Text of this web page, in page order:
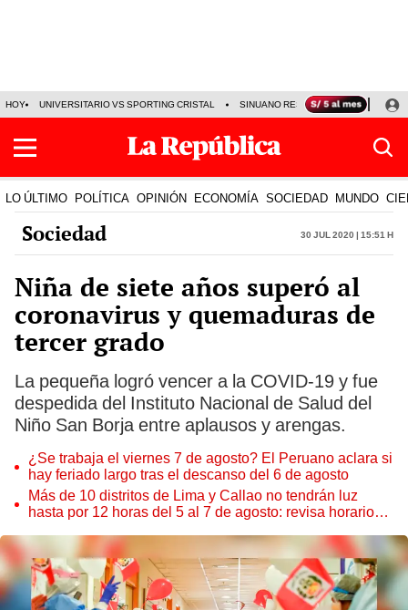
HOY UNIVERSITARIO VS SPORTING CRISTAL SINUANO RESULTADOS HOY
LO ÚLTIMO POLÍTICA OPINIÓN ECONOMÍA SOCIEDAD MUNDO
Sociedad 30 Jul 2020 | 15:51 h
Niña de siete años superó al
coronavirus y quemaduras de
tercer grado
La pequeña logró vencer a la COVID-19 y fue
despedida del Instituto Nacional de Salud del
Niño San Borja entre aplausos y arengas.
¿Se trabaja el viernes 7 de agosto? El Peruano aclara si
hay feriado largo tras el descanso del 6 de agosto
Más de 10 distritos de Lima y Callao no tendrán luz
hasta por 12 horas del 5 al 7 de agosto: revisa horarios y